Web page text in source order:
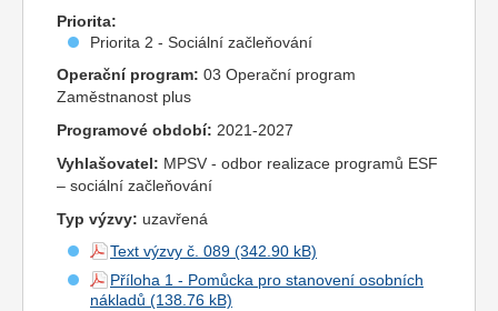
Priorita:
Priorita 2 - Sociální začleňování
Operační program: 03 Operační program
Zaměstnanost plus
Programové období: 2021-2027
Vyhlašovatel: MPSV - odbor realizace programů ESF
– sociální začleňování
Typ výzvy: uzavřená
Text výzvy č. 089
Příloha 1 - Pomůcka pro stanovení osobních
nákladů